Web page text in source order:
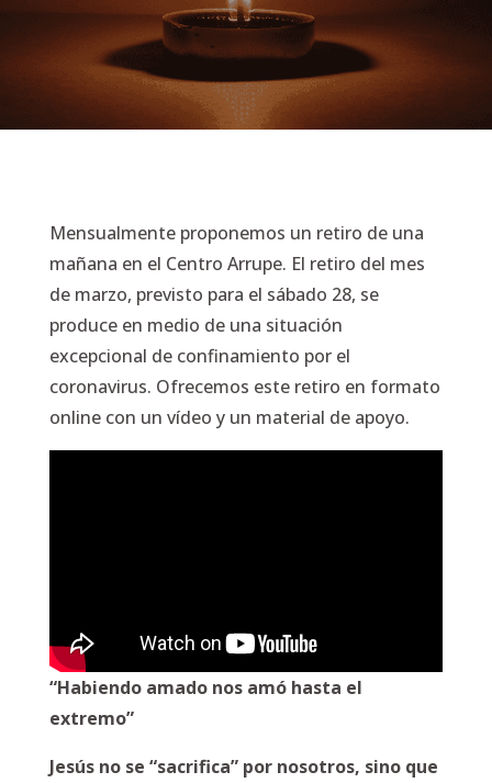
Mensualmente proponemos un retiro de una
mañana en el Centro Arrupe. El retiro del mes
de marzo, previsto para el sábado 28, se
produce en medio de una situación
excepcional de confinamiento por el
coronavirus. Ofrecemos este retiro en formato
online con un vídeo y un material de apoyo.
“Habiendo amado nos amó hasta el
extremo”
Jesús no se “sacrifica” por nosotros, sino que